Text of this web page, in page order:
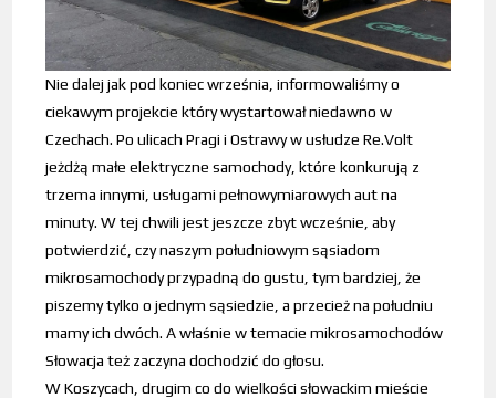
Nie dalej jak pod koniec września, informowaliśmy o
ciekawym projekcie który wystartował niedawno w
Czechach. Po ulicach Pragi i Ostrawy w usłudze Re.Volt
jeżdżą małe elektryczne samochody, które konkurują z
trzema innymi, usługami pełnowymiarowych aut na
minuty. W tej chwili jest jeszcze zbyt wcześnie, aby
potwierdzić, czy naszym południowym sąsiadom
mikrosamochody przypadną do gustu, tym bardziej, że
piszemy tylko o jednym sąsiedzie, a przecież na południu
mamy ich dwóch. A właśnie w temacie mikrosamochodów
Słowacja też zaczyna dochodzić do głosu.
W Koszycach, drugim co do wielkości słowackim mieście